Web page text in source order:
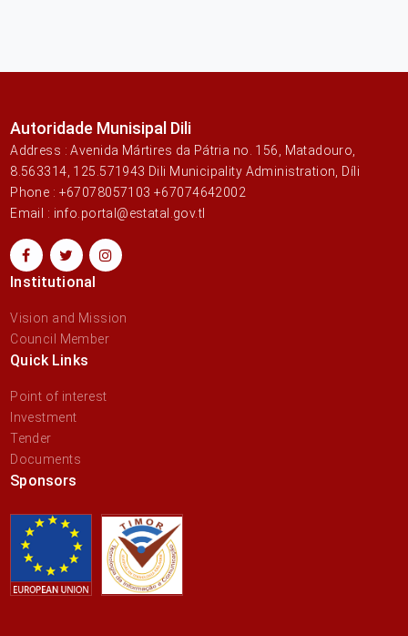
Autoridade Munisipal Dili
Address : Avenida Mártires da Pátria no. 156, Matadouro,
8.563314, 125.571943 Dili Municipality Administration, Díli
Phone : +67078057103 +67074642002
Email : info.portal@estatal.gov.tl
Institutional
Vision and Mission
Council Member
Quick Links
Point of interest
Investment
Tender
Documents
Sponsors